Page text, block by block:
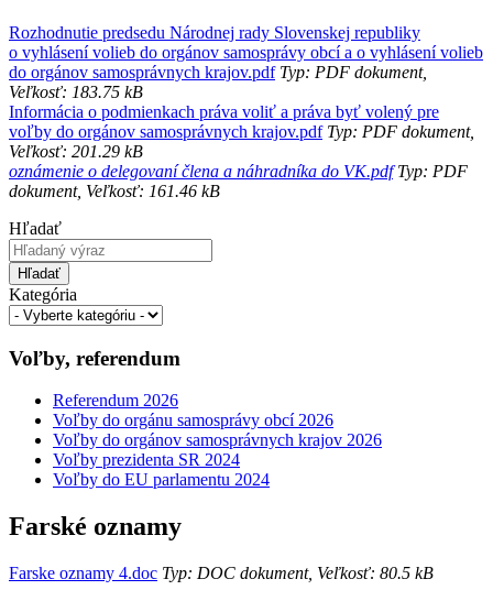
Rozhodnutie predsedu Národnej rady Slovenskej republiky
o vyhlásení volieb do orgánov samosprávy obcí a o vyhlásení volieb
do orgánov samosprávnych krajov.pdfTyp: PDF dokument,
Veľkosť: 183.75 kB
Informácia o podmienkach práva voliť a práva byť volený pre
voľby do orgánov samosprávnych krajov.pdfTyp: PDF dokument,
Veľkosť: 201.29 kB
oznámenie o delegovaní člena a náhradníka do VK.pdfTyp: PDF
dokument, Veľkosť: 161.46 kB
Hľadať
Hľadať
Kategória
Voľby, referendum
Referendum 2026
Voľby do orgánu samosprávy obcí 2026
Voľby do orgánov samosprávnych krajov 2026
Voľby prezidenta SR 2024
Voľby do EU parlamentu 2024
Farské oznamy
Farske oznamy 4.doc Typ: DOC dokument, Veľkosť: 80.5 kB